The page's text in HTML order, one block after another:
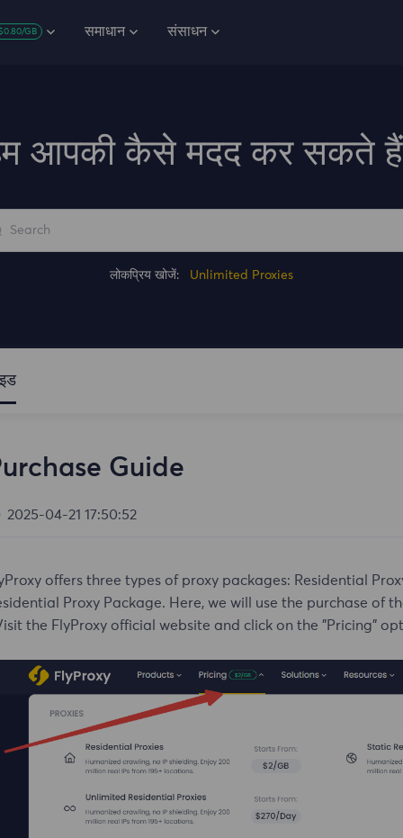
$0.80/GB समाधान संसाधन
आपकी कैसे मदद कर सकते
लोकप्रिय खोजें: Unlimited Proxies
Guide
2025-04-21 17:50:52
offers three types of proxy packages: Residential
Proxy Package. Here, we will use the purchase of
the FlyProxy official website and click on the "Pricing"